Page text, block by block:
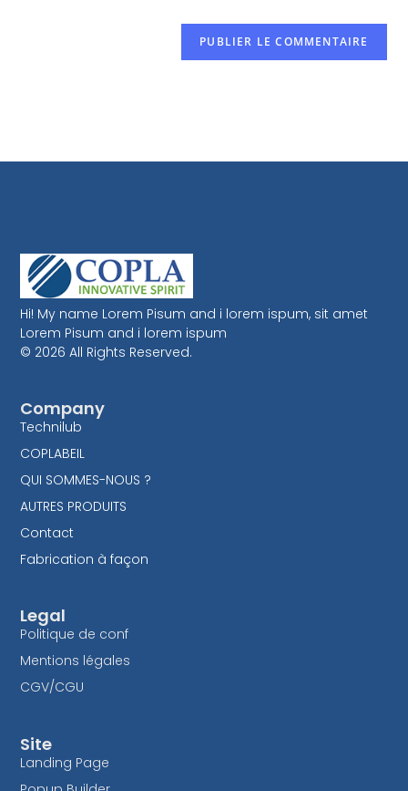
Hi! My name Lorem Pisum and i lorem ispum, sit amet
Lorem Pisum and i lorem ispum
© 2026 All Rights Reserved.
Site
Landing Page
Legal
Politique de conf
Mentions légales
CGV/CGU
Company
Technilub
COPLABEIL
QUI SOMMES-NOUS ?
AUTRES PRODUITS
Contact
Fabrication à façon